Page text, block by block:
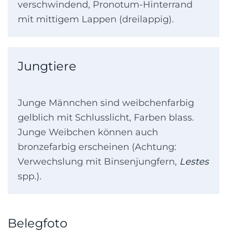
verschwindend, Pronotum-Hinterrand
mit mittigem Lappen (dreilappig).
Jungtiere
Junge Männchen sind weibchenfarbig
gelblich mit Schlusslicht, Farben blass.
Junge Weibchen können auch
bronzefarbig erscheinen (Achtung:
Verwechslung mit Binsenjungfern, Lestes
spp.).
Belegfoto